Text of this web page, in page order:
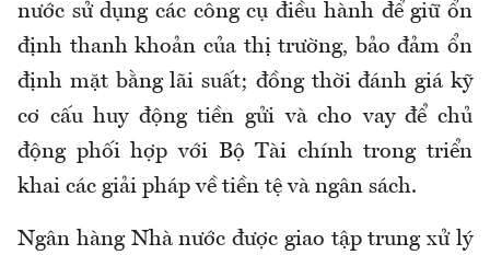
nước sử dụng các công cụ điều hành để giữ ổn
định thanh khoản của thị trường, bảo đảm ổn
định mặt bằng lãi suất; đồng thời đánh giá kỹ
cơ cấu huy động tiền gửi và cho vay để chủ
động phối hợp với Bộ Tài chính trong triển
khai các giải pháp về tiền tệ và ngân sách.
Ngân hàng Nhà nước được giao tập trung xử lý